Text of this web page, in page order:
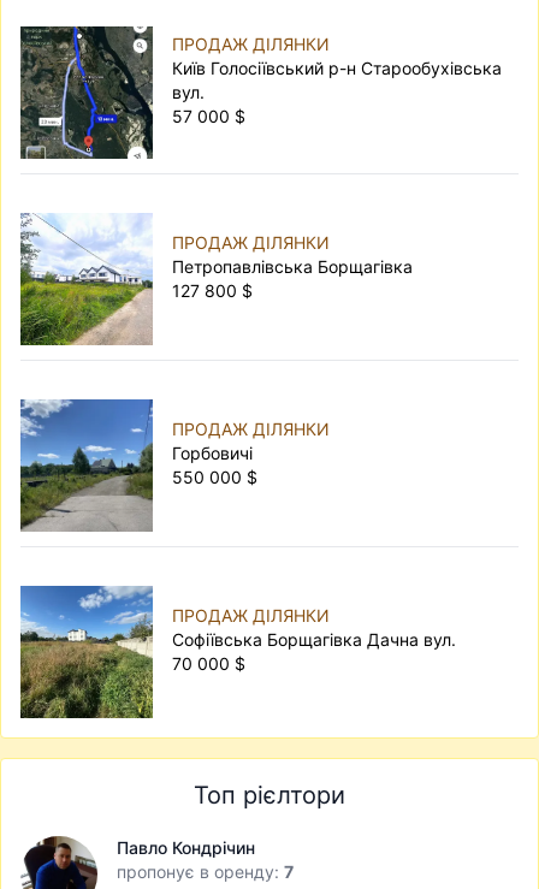
ПРОДАЖ ДІЛЯНКИ
Київ Голосіївський р-н Старообухівська
вул.
57 000 $
ПРОДАЖ ДІЛЯНКИ
Петропавлівська Борщагівка
127 800 $
ПРОДАЖ ДІЛЯНКИ
Горбовичі
550 000 $
ПРОДАЖ ДІЛЯНКИ
Софіївська Борщагівка Дачна вул.
70 000 $
Топ рієлтори
Павло Кондрічин
пропонує в оренду: 7